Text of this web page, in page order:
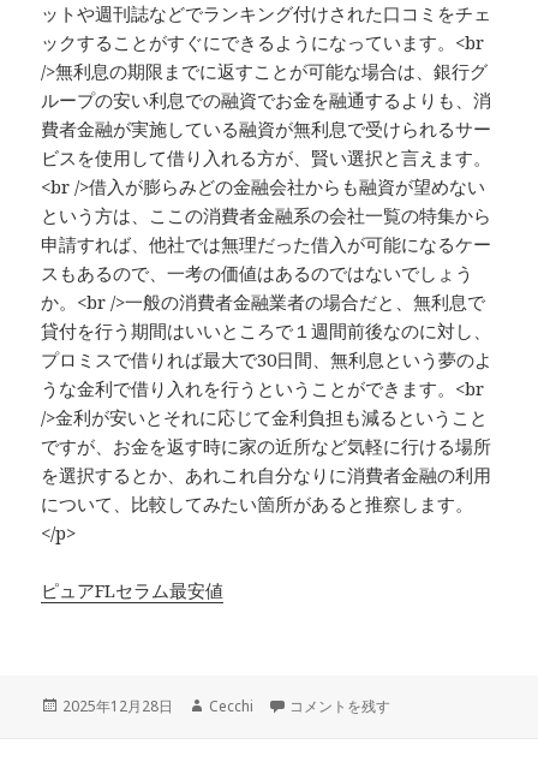
ットや週刊誌などでランキング付けされた口コミをチェ
ックすることがすぐにできるようになっています。<br
/>無利息の期限までに返すことが可能な場合は、銀行グ
ループの安い利息での融資でお金を融通するよりも、消
費者金融が実施している融資が無利息で受けられるサー
ビスを使用して借り入れる方が、賢い選択と言えます。
<br />借入が膨らみどの金融会社からも融資が望めない
という方は、ここの消費者金融系の会社一覧の特集から
申請すれば、他社では無理だった借入が可能になるケー
スもあるので、一考の価値はあるのではないでしょう
か。<br />一般の消費者金融業者の場合だと、無利息で
貸付を行う期間はいいところで１週間前後なのに対し、
プロミスで借りれば最大で30日間、無利息という夢のよ
うな金利で借り入れを行うということができます。<br
/>金利が安いとそれに応じて金利負担も減るということ
ですが、お金を返す時に家の近所など気軽に行ける場所
を選択するとか、あれこれ自分なりに消費者金融の利用
について、比較してみたい箇所があると推察します。
</p>
ピュアFLセラム最安値
投
2025年12月28日
作
Cecchi 仮に完全な無利息でキャッシングを
コメントを残す